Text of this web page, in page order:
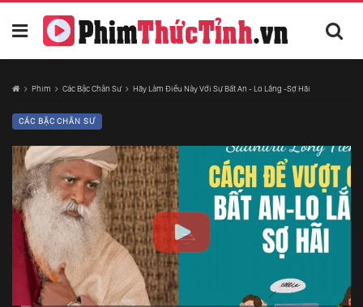
Phim Các Bậc Chân Sư Hãy Làm Điều Này Với Sự Bất An - Lo Lắng -Sợ Hãi
CÁC BẬC CHÂN SƯ